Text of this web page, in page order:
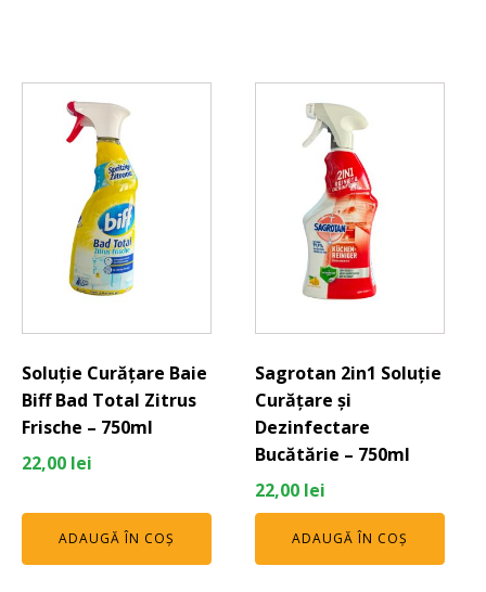
Soluție Curățare Baie
Biff Bad Total Zitrus
Frische – 750ml
22,00 lei
ADAUGĂ ÎN COȘ
Sagrotan 2in1 Soluție
Curățare și
Dezinfectare
Bucătărie – 750ml
22,00 lei
ADAUGĂ ÎN COȘ